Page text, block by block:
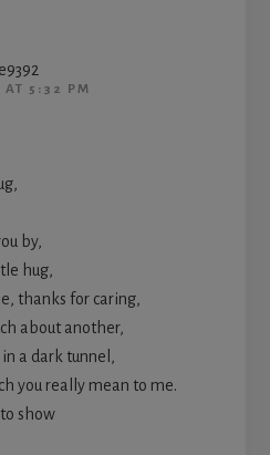
AT 5:32 PM
by,
hug,
thanks for caring,
about another,
a dark tunnel,
you really mean to me.
show